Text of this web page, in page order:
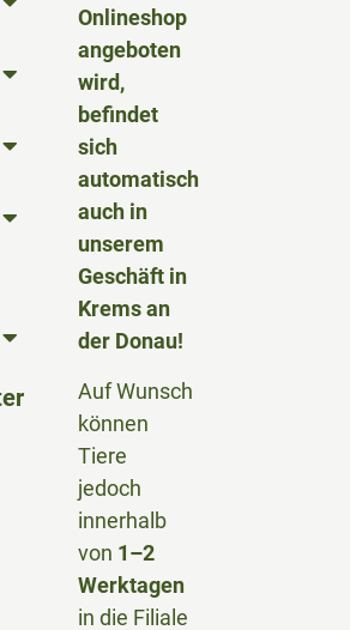
Onlineshop
angeboten
wird,
befindet
sich
automatisch
auch in
unserem
Geschäft in
Krems an
der Donau!
Auf Wunsch
können
Tiere
jedoch
innerhalb
von 1–2
Werktagen
in die Filiale